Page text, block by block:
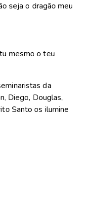
seja o dragão meu
mesmo o teu
da
Diego, Douglas,
Santo os ilumine